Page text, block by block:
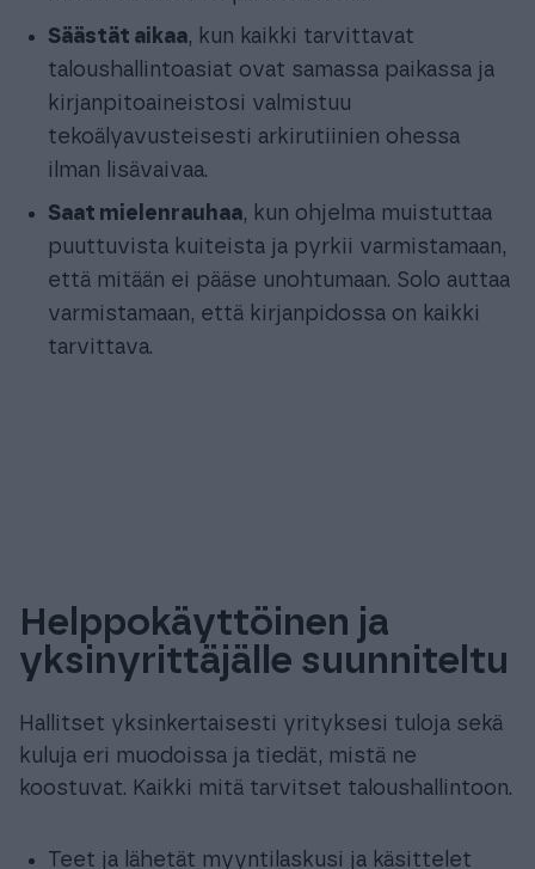
Säästät aikaa, kun kaikki tarvittavat
taloushallintoasiat ovat samassa paikassa ja
kirjanpitoaineistosi valmistuu
tekoälyavusteisesti arkirutiinien ohessa
ilman lisävaivaa.
Saat mielenrauhaa, kun ohjelma muistuttaa
puuttuvista kuiteista ja pyrkii varmistamaan,
että mitään ei pääse unohtumaan. Solo auttaa
varmistamaan, että kirjanpidossa on kaikki
tarvittava.
Helppokäyttöinen ja
yksinyrittäjälle suunniteltu
Hallitset yksinkertaisesti yrityksesi tuloja sekä
kuluja eri muodoissa ja tiedät, mistä ne
koostuvat. Kaikki mitä tarvitset taloushallintoon.
Teet ja lähetät myyntilaskusi ja käsittelet